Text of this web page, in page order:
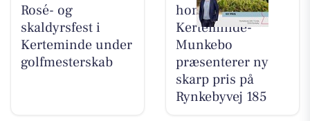
Rosé- og
skaldyrsfest i
Kerteminde under
golfmesterskab
home
Kerteminde-
Munkebo
præsenterer ny
skarp pris på
Rynkebyvej 185